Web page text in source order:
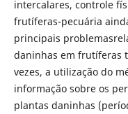
intercalares, controle
frutíferas-pecuária
principais
daninhas em frutíferas
vezes, a utilização do
informação sobre os
plantas daninhas